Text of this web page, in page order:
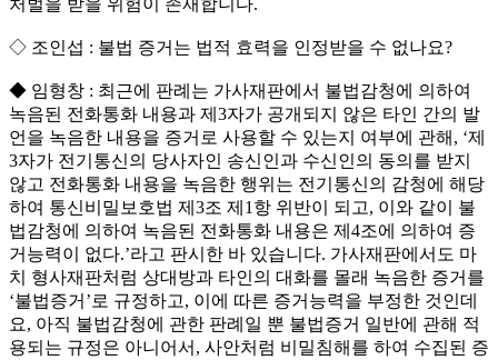
처벌을 받을 위험이 존재합니다.
◇ 조인섭 : 불법 증거는 법적 효력을 인정받을 수 없나요?
◆ 임형창 : 최근에 판례는 가사재판에서 불법감청에 의하여
녹음된 전화통화 내용과 제3자가 공개되지 않은 타인 간의 발
언을 녹음한 내용을 증거로 사용할 수 있는지 여부에 관해, ‘제
3자가 전기통신의 당사자인 송신인과 수신인의 동의를 받지
않고 전화통화 내용을 녹음한 행위는 전기통신의 감청에 해당
하여 통신비밀보호법 제3조 제1항 위반이 되고, 이와 같이 불
법감청에 의하여 녹음된 전화통화 내용은 제4조에 의하여 증
거능력이 없다.’라고 판시한 바 있습니다. 가사재판에서도 마
치 형사재판처럼 상대방과 타인의 대화를 몰래 녹음한 증거를
‘불법증거’로 규정하고, 이에 따른 증거능력을 부정한 것인데
요, 아직 불법감청에 관한 판례일 뿐 불법증거 일반에 관해 적
용되는 규정은 아니어서, 사안처럼 비밀침해를 하여 수집된 증